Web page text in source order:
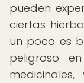
pueden
ciertas
un poco es
peligroso